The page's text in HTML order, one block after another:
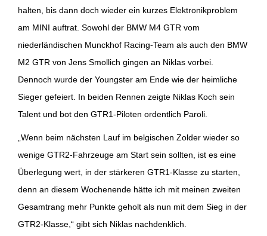
halten, bis dann doch wieder ein kurzes Elektronikproblem
am MINI auftrat. Sowohl der BMW M4 GTR vom
niederländischen Munckhof Racing-Team als auch den BMW
M2 GTR von Jens Smollich gingen an Niklas vorbei.
Dennoch wurde der Youngster am Ende wie der heimliche
Sieger gefeiert. In beiden Rennen zeigte Niklas Koch sein
Talent und bot den GTR1-Piloten ordentlich Paroli.
„Wenn beim nächsten Lauf im belgischen Zolder wieder so
wenige GTR2-Fahrzeuge am Start sein sollten, ist es eine
Überlegung wert, in der stärkeren GTR1-Klasse zu starten,
denn an diesem Wochenende hätte ich mit meinen zweiten
Gesamtrang mehr Punkte geholt als nun mit dem Sieg in der
GTR2-Klasse,“ gibt sich Niklas nachdenklich.